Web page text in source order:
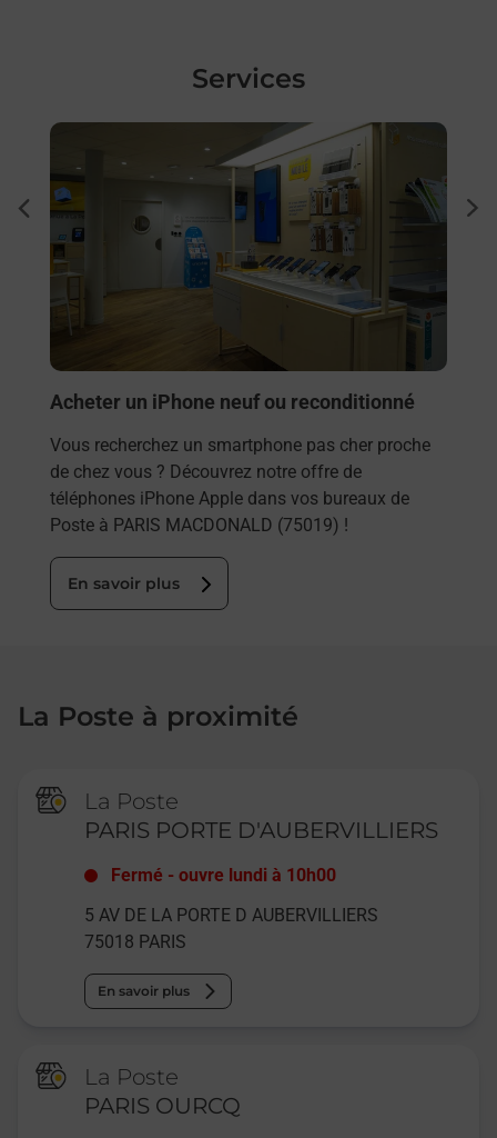
Services
En savoir plus
Acheter un iPhone neuf ou reconditionné
Vous recherchez un smartphone pas cher proche
de chez vous ? Découvrez notre offre de
téléphones iPhone Apple dans vos bureaux de
Poste à PARIS MACDONALD (75019) !
En savoir plus
La Poste à proximité
La Poste
PARIS PORTE D'AUBERVILLIERS
Fermé -ouvre lundi à 10h00
5 AV DE LA PORTE D AUBERVILLIERS
75018 PARIS
En savoir plus
La Poste
PARIS OURCQ